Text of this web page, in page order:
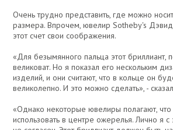
Очень трудно представить, где можно
размера. Впрочем, ювелир Sotheby's
этот счет свои соображения.
«Для безымянного пальца этот бриллиант,
великоват. Но я показал его нескольким
изделий, и они считают, что в кольце он
великолепно. И это можно сделать», -
«Однако некоторые ювелиры полагают,
использовать в центре ожерелья. Лично я с